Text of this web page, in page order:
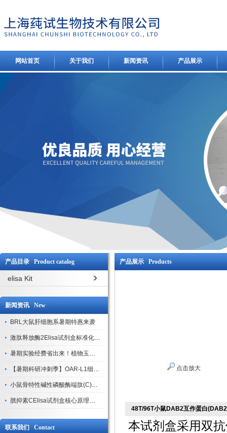
网站首页 关于我们 新闻资讯 产品展示
产品目录 Product catalog
elisa Kit
新闻资讯 New
BRL大鼠肝细胞系暑期特惠来袭
激肽释放酶2Elisa试剂盒标准化实验操作与质控体系解析
暑期实验经费省出来！植物玉米索核苷（ZR ）elisa酶联免疫试剂盒
【暑期科研冲刺季】OAR-L1细胞专用培养基特惠，助力实验高效突破
小鼠骨特性碱性磷酸酶端肽(C)elisa试剂盒大促，骨科研人速囤
胱抑素CElisa试剂盒核心原理、产品特性与全流程操作规范详解
联系我们 Contact
产品展示 Products
点击放大
48T/96T小鼠DAB2互作蛋白
本试剂盒采用双